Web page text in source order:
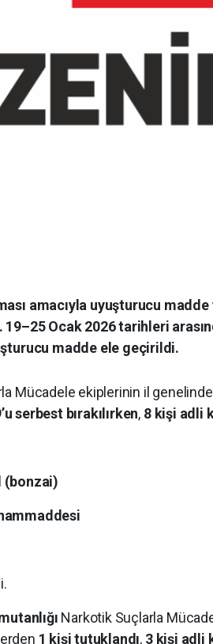
amacıyla uyuşturucu
Ocak 2026 tarihleri
madde ele geçirildi.
Mücadele ekiplerinin il
serbest bırakılırken, 8 kişi adli
(bonzai)
Narkotik Suçlarla
1 kişi tutuklandı, 3 kişi adli